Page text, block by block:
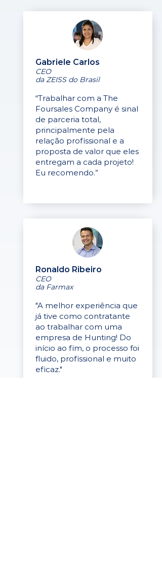
Gabriele Carlos
CEO
da ZEISS do Brasil
“Trabalhar com a The
Foursales Company é sinal
de parceria total,
principalmente pela
relação profissional e a
proposta de valor que eles
entregam a cada projeto!
Eu recomendo.”
Ronaldo Ribeiro
CEO
da Farmax
"A melhor experiência que
já tive como contratante
ao trabalhar com uma
empresa de Hunting! Do
início ao fim, o processo foi
fluido, profissional e muito
eficaz."